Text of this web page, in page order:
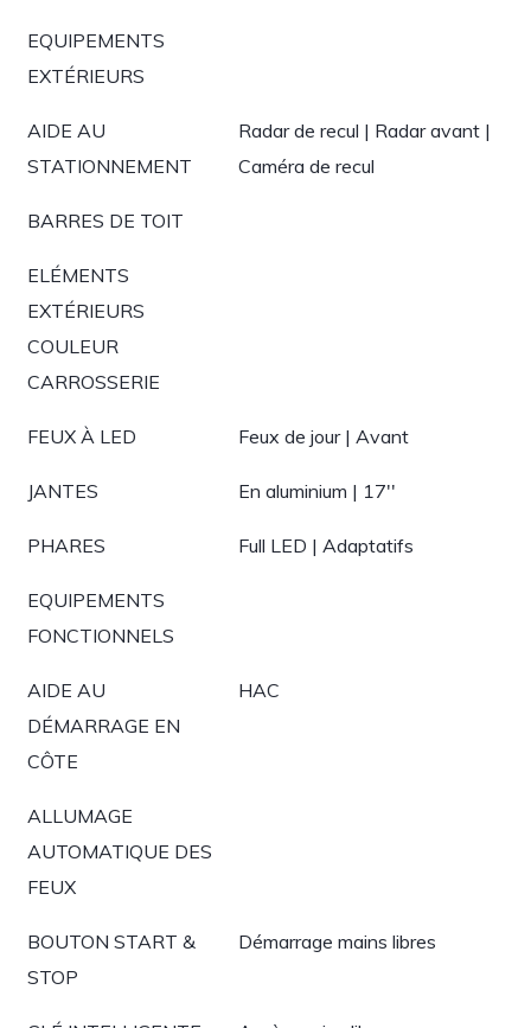
EQUIPEMENTS
EXTÉRIEURS
AIDE AU
STATIONNEMENT
Radar de recul | Radar avant |
Caméra de recul
BARRES DE TOIT
ELÉMENTS
EXTÉRIEURS
COULEUR
CARROSSERIE
FEUX À LED Feux de jour | Avant
JANTES En aluminium | 17''
PHARES Full LED | Adaptatifs
EQUIPEMENTS
FONCTIONNELS
AIDE AU
DÉMARRAGE EN
CÔTE
HAC
ALLUMAGE
AUTOMATIQUE DES
FEUX
BOUTON START &
STOP
Démarrage mains libres